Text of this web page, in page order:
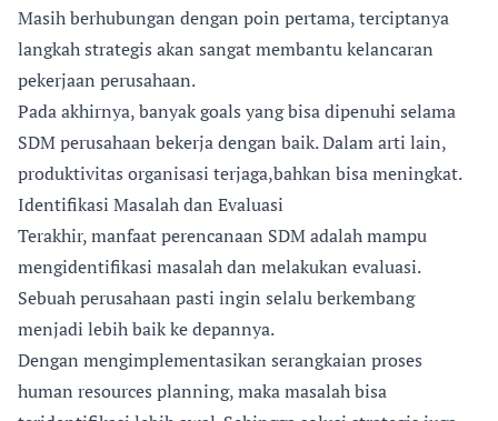
Masih berhubungan dengan poin pertama, terciptanya
langkah strategis akan sangat membantu kelancaran
pekerjaan perusahaan.
Pada akhirnya, banyak goals yang bisa dipenuhi selama
SDM perusahaan bekerja dengan baik. Dalam arti lain,
produktivitas organisasi terjaga,bahkan bisa meningkat.
Identifikasi Masalah dan Evaluasi
Terakhir, manfaat perencanaan SDM adalah mampu
mengidentifikasi masalah dan melakukan evaluasi.
Sebuah perusahaan pasti ingin selalu berkembang
menjadi lebih baik ke depannya.
Dengan mengimplementasikan serangkaian proses
human resources planning, maka masalah bisa